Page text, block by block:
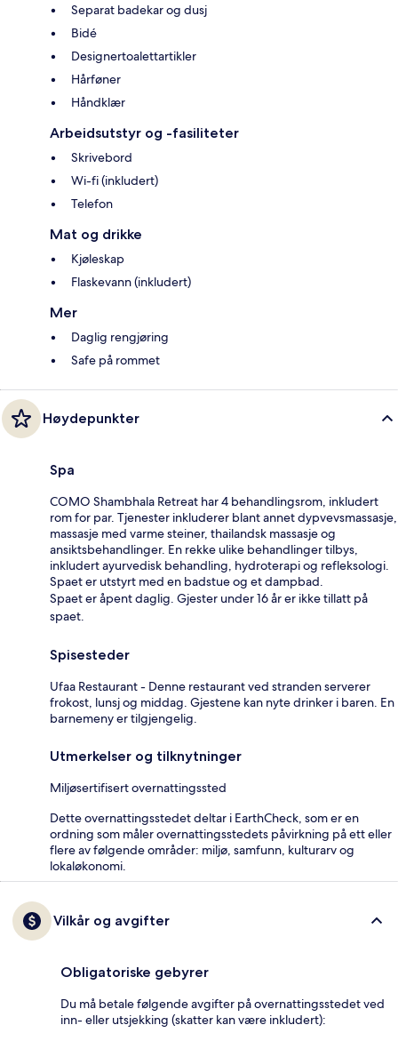
Separat badekar og dusj
Bidé
Designertoalettartikler
Hårføner
Håndklær
Arbeidsutstyr og -fasiliteter
Skrivebord
Wi-fi (inkludert)
Telefon
Mat og drikke
Kjøleskap
Flaskevann (inkludert)
Mer
Daglig rengjøring
Safe på rommet
Høydepunkter
Spa
COMO Shambhala Retreat har 4 behandlingsrom, inkludert
rom for par. Tjenester inkluderer blant annet dypvevsmassasje,
massasje med varme steiner, thailandsk massasje og
ansiktsbehandlinger. En rekke ulike behandlinger tilbys,
inkludert ayurvedisk behandling, hydroterapi og refleksologi.
Spaet er utstyrt med en badstue og et dampbad.
Spaet er åpent daglig. Gjester under 16 år er ikke tillatt på
spaet.
Spisesteder
Ufaa Restaurant - Denne restaurant ved stranden serverer
frokost, lunsj og middag. Gjestene kan nyte drinker i baren. En
barnemeny er tilgjengelig.
Utmerkelser og tilknytninger
Miljøsertifisert overnattingssted
Dette overnattingsstedet deltar i EarthCheck, som er en
ordning som måler overnattingsstedets påvirkning på ett eller
flere av følgende områder: miljø, samfunn, kulturarv og
lokaløkonomi.
Vilkår og avgifter
Obligatoriske gebyrer
Du må betale følgende avgifter på overnattingsstedet ved
inn- eller utsjekking (skatter kan være inkludert):